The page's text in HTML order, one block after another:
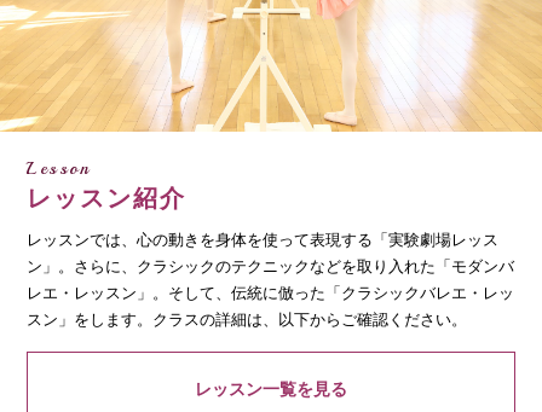
Lesson
レッスン紹介
レッスンでは、心の動きを身体を使って表現する「実験劇場レッス
ン」。さらに、クラシックのテクニックなどを取り入れた「モダンバ
レエ・レッスン」。そして、伝統に倣った「クラシックバレエ・レッ
スン」をします。クラスの詳細は、以下からご確認ください。
レッスン一覧を見る